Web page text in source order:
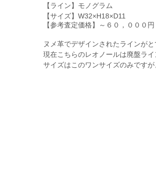
【ライン】モノグラム
【サイズ】W32×H18×D11
【参考査定価格】～６０，０００円
ヌメ革でデザインされたラインが
現在こちらのレオノールは廃盤ラ
サイズはこのワンサイズのみです